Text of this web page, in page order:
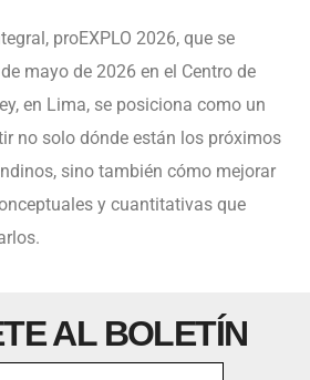
proEXPLO 2026, que se
mayo de 2026 en el Centro de
en Lima, se posiciona como un
no solo dónde están los próximos
sino también cómo mejorar
y cuantitativas que
AL BOLETÍN